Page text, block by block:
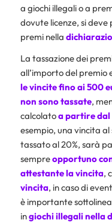
a giochi illegali o a
dovute licenze, si deve
premi nella
La tassazione dei
all’importo del premio
le vincite fino ai 500
non sono tassate,
calcolatoa partire dal
esempio, una vincita
tassato al 20%, sarà
sempreopportuno
attestante la vincita,
vincita, in caso di
è importante
ingiochi illegali nella